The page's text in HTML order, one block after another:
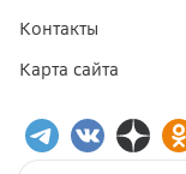
Контакты
Карта сайта